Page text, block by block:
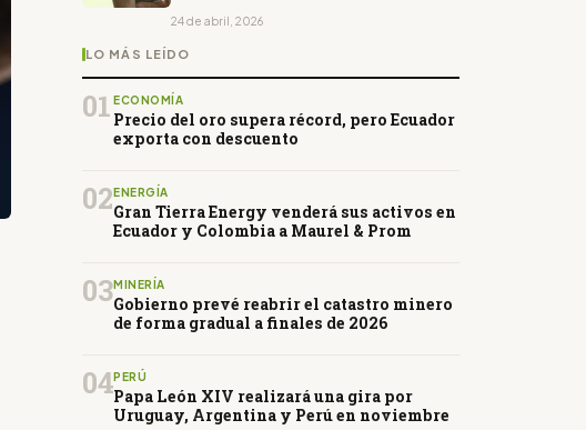
24 de abril, 2026
LO MÁS LEÍDO
01 ECONOMÍA
Precio del oro supera récord, pero Ecuador
exporta con descuento
02 ENERGÍA
Gran Tierra Energy venderá sus activos en
Ecuador y Colombia a Maurel & Prom
03MINERÍA
Gobierno prevé reabrir el catastro minero
de forma gradual a finales de 2026
04PERÚ
Papa León XIV realizará una gira por
Uruguay, Argentina y Perú en noviembre